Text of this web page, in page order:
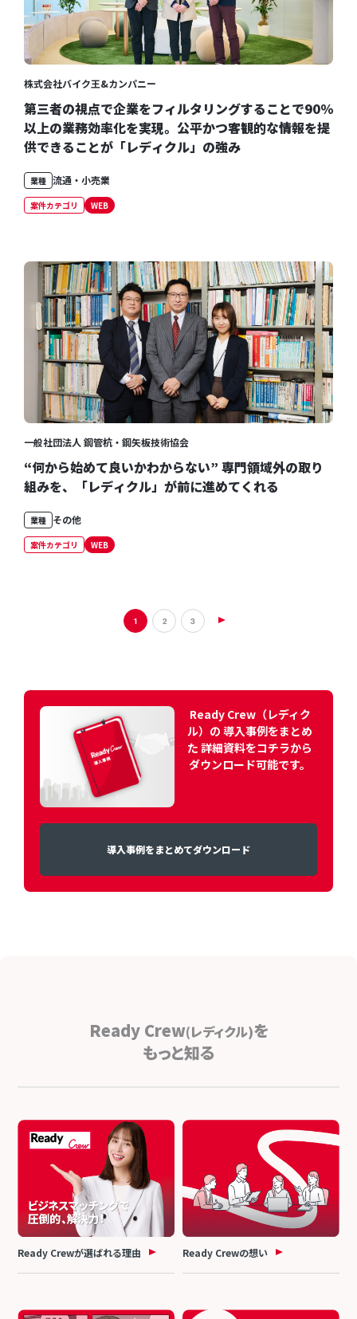
第三者の視点で企業をフィルタリングすることで90％
以上の業務効率化を実現。公平かつ客観的な情報を提
供できることが「レディクル」の強み
株式会社バイク王&カンパニー
業種 流通・小売業
案件カテゴリ WEB
“何から始めて良いかわからない” 専門領域外の取り
組みを、「レディクル」が前に進めてくれる
一般社団法人 鋼管杭・鋼矢板技術協会
業種 その他
案件カテゴリ WEB
ペ
送
り
1 2 3
Ready Crew（レディク
ル）の 導入事例をまとめ
た 詳細資料をコチラから
ダウンロード可能です。
導入事例をまとめてダウンロード
Ready Crew(レディクル)を
もっと知る
Ready Crewが選ばれる理由 Ready Crewの想い